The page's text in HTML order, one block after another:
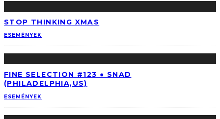
STOP THINKING XMAS
ESEMÉNYEK
FINE SELECTION #123 ● SNAD
(PHILADELPHIA,US)
ESEMÉNYEK